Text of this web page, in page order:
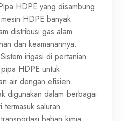
HDPE yang disambung
HDPE banyak
distribusi gas alam
dan keamanannya.
Sistem irigasi di pertanian
HDPE untuk
air dengan efisien.
digunakan dalam berbagai
termasuk saluran